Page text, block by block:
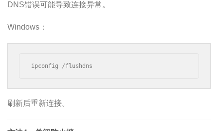
DNS错误可能导致连接异常。
Windows：
ipconfig /flushdns
刷新后重新连接。